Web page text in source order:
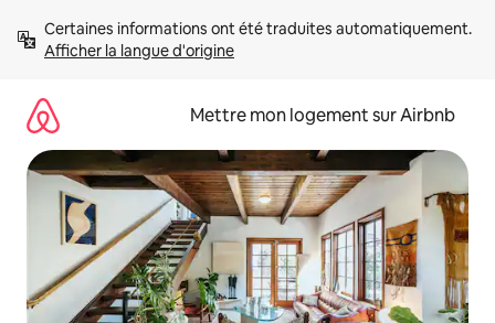
directement
Afficher la langue d'origine
Mettre mon logement sur Airbnb